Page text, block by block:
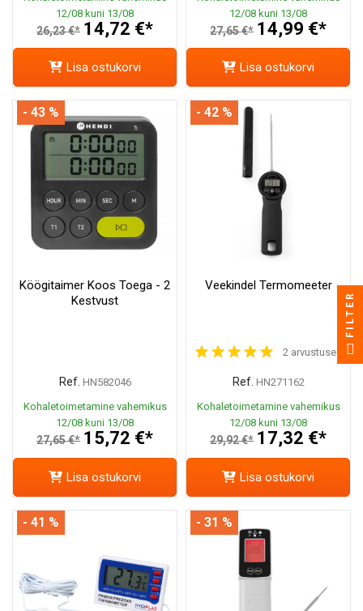
12/08 kuni 13/08
26,23 €* 14,72 €*
Lisa ostukorvi
12/08 kuni 13/08
27,65 €* 14,99 €*
Lisa ostukorvi
Köögitaimer Koos Toega - 2
Kestvust
Ref. HN582046
Kohaletoimetamine vahemikus
12/08 kuni 13/08
27,65 €* 15,72 €*
- 43 %
Lisa ostukorvi
Veekindel Termomeeter
2 arvustused
Ref. HN271162
Kohaletoimetamine vahemikus
12/08 kuni 13/08
29,92 €* 17,32 €*
- 42 %
Lisa ostukorvi
- 41 % - 31 %
FILTER